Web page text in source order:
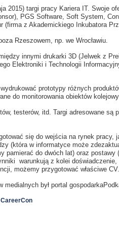
2015) targi pracy Kariera IT. Swoje
PGS Software, Soft System,
z Akademickiego Inkubatora
Rzeszowem, np. we Wrocławiu.
innymi drukarki 3D (Jelwek z
Elektroniki i Technologii
prototypy różnych
do monitorowania obiektów
testerów, itd. Targi adresowane są
się do wejścia na rynek pracy,
(która w informatyce może
pamierać do dwóch lat) oraz postawy
warunkują z kolei doświadczenie,
możemy przygotować właściwe CV.
był portal
CareerCon